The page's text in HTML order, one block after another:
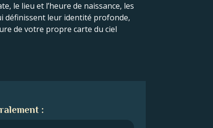
le lieu et l’heure de naissance, les
définissent leur identité profonde,
de votre propre carte du ciel
: